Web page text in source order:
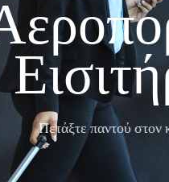
Πετάξτε παντού στον